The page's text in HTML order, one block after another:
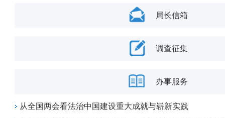
局长信箱
调查征集
办事服务
从全国两会看法治中国建设重大成就与崭新实践